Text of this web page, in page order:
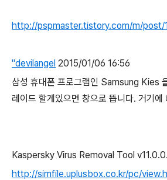
http://pspmaster.tistory.com/m/post/
"devilangel 2015/01/06 16:56
삼성 휴대폰 프로그램인 Samsung Kies
레이드 할게있으면 창으로 뜹니다. 거기에
Kaspersky Virus Removal Tool
http://simfile.uplusbox.co.kr/pc/